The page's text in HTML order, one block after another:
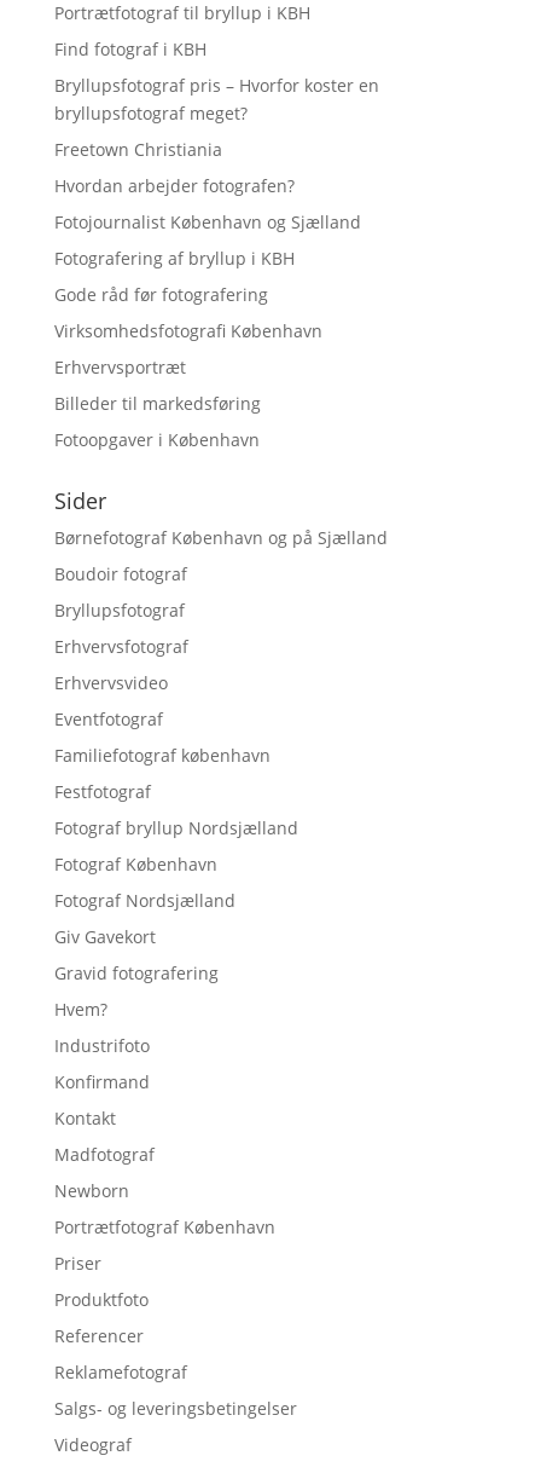
Portrætfotograf til bryllup i KBH
Find fotograf i KBH
Bryllupsfotograf pris – Hvorfor koster en
bryllupsfotograf meget?
Freetown Christiania
Hvordan arbejder fotografen?
Fotojournalist København og Sjælland
Fotografering af bryllup i KBH
Gode råd før fotografering
Virksomhedsfotografi København
Erhvervsportræt
Billeder til markedsføring
Fotoopgaver i København
Sider
Børnefotograf København og på Sjælland
Boudoir fotograf
Bryllupsfotograf
Erhvervsfotograf
Erhvervsvideo
Eventfotograf
Familiefotograf københavn
Festfotograf
Fotograf bryllup Nordsjælland
Fotograf København
Fotograf Nordsjælland
Giv Gavekort
Gravid fotografering
Hvem?
Industrifoto
Konfirmand
Kontakt
Madfotograf
Newborn
Portrætfotograf København
Priser
Produktfoto
Referencer
Reklamefotograf
Salgs- og leveringsbetingelser
Videograf